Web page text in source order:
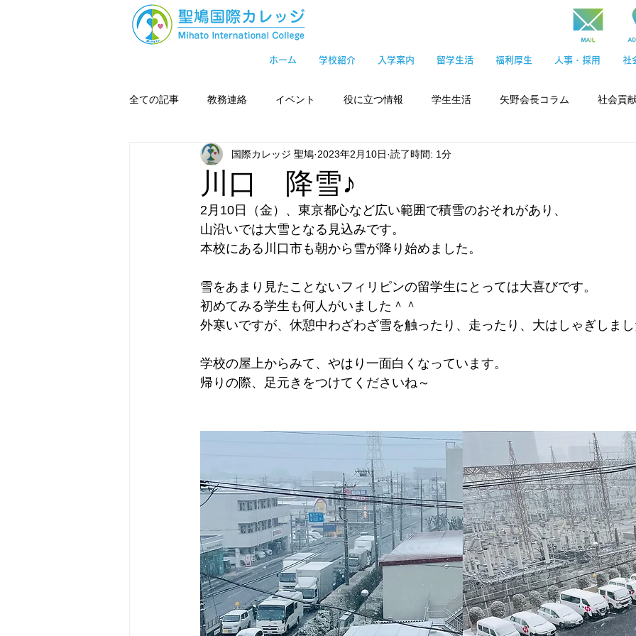
ホーム 学校紹介 入学案内 留学生活 福利厚生 人事・採用 社
全ての記事 教務連絡 イベント 役に立つ情報 学生生活 矢野会長コラム 社会貢
川口 降雪♪
国際カレッジ 聖鳩 2023年2月10日 読了時間: 1分
2月10日（金）、東京都心など広い範囲で積雪のおそれがあり、
山沿いでは大雪となる見込みです。
本校にある川口市も朝から雪が降り始めました。
雪をあまり見たことないフィリピンの留学生にとっては大喜びです。
初めてみる学生も何人がいました＾＾
外寒いですが、休憩中わざわざ雪を触ったり、走ったり、大はしゃぎしま
学校の屋上からみて、やはり一面白くなっています。
帰りの際、足元きをつけてくださいね～